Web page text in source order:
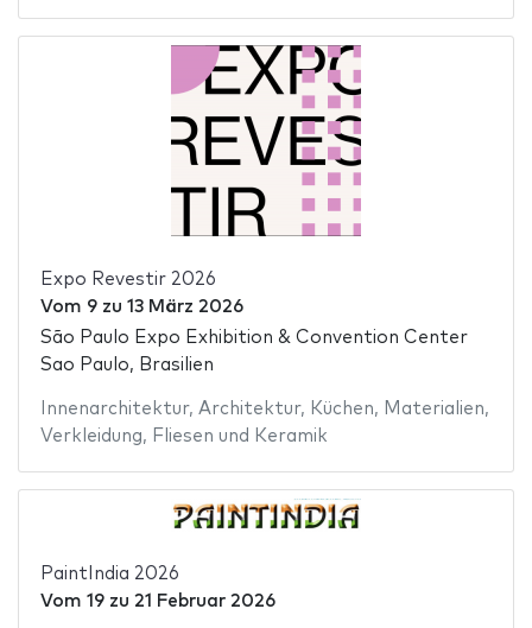
Expo Revestir 2026
Vom 9zu 13 März 2026
São Paulo Expo Exhibition & Convention Center
Sao Paulo, Brasilien
Innenarchitektur, Architektur, Küchen, Materialien,
Verkleidung, Fliesen und Keramik
PaintIndia 2026
Vom 19zu 21 Februar 2026